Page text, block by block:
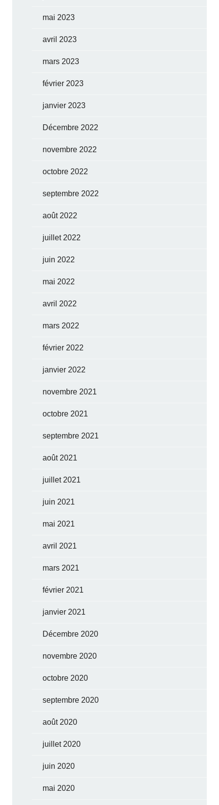
mai 2023
avril 2023
mars 2023
février 2023
janvier 2023
Décembre 2022
novembre 2022
octobre 2022
septembre 2022
août 2022
juillet 2022
juin 2022
mai 2022
avril 2022
mars 2022
février 2022
janvier 2022
novembre 2021
octobre 2021
septembre 2021
août 2021
juillet 2021
juin 2021
mai 2021
avril 2021
mars 2021
février 2021
janvier 2021
Décembre 2020
novembre 2020
octobre 2020
septembre 2020
août 2020
juillet 2020
juin 2020
mai 2020